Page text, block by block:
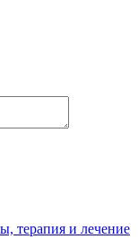
терапия и лечение